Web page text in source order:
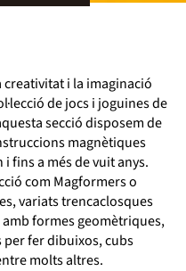
i la imaginació
de jocs i joguines de
secció disposem de
magnètiques
fins a més de vuit anys.
com Magformers o
variats trencaclosques
formes geomètriques,
per fer dibuixos, cubs
molts altres.